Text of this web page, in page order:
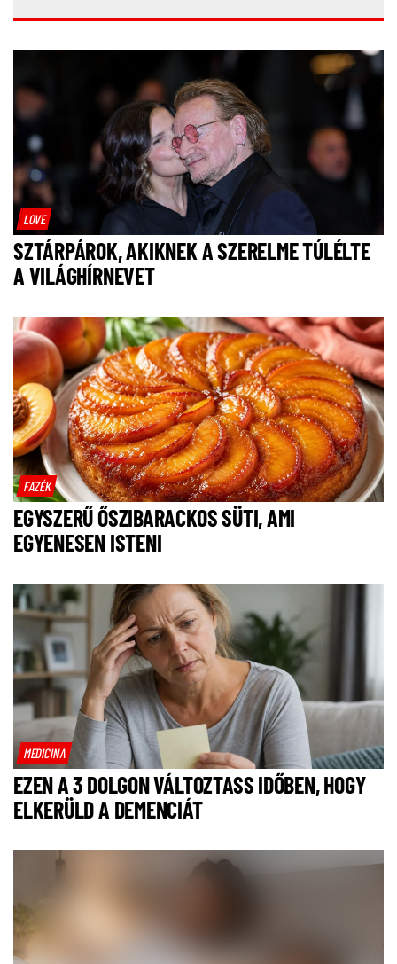
LOVE
SZTÁRPÁROK, AKIKNEK A SZERELME TÚLÉLTE
A VILÁGHÍRNEVET
FAZÉK
EGYSZERŰ ŐSZIBARACKOS SÜTI, AMI
EGYENESEN ISTENI
MEDICINA
EZEN A 3 DOLGON VÁLTOZTASS IDŐBEN, HOGY
ELKERÜLD A DEMENCIÁT